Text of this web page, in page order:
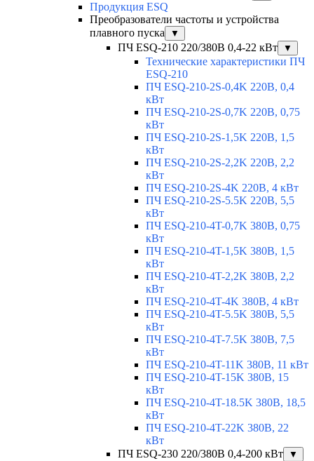
Продукция ESQ
Преобразователи частоты и устройства
плавного пуска
▼
ПЧ ESQ-210 220/380В 0,4-22 кВт ▼
Технические характеристики ПЧ
ESQ-210
ПЧ ESQ-210-2S-0,4K 220В, 0,4
кВт
ПЧ ESQ-210-2S-0,7K 220В, 0,75
кВт
ПЧ ESQ-210-2S-1,5K 220В, 1,5
кВт
ПЧ ESQ-210-2S-2,2K 220В, 2,2
кВт
ПЧ ESQ-210-2S-4K 220В, 4 кВт
ПЧ ESQ-210-2S-5.5K 220В, 5,5
кВт
ПЧ ESQ-210-4T-0,7K 380В, 0,75
кВт
ПЧ ESQ-210-4T-1,5K 380В, 1,5
кВт
ПЧ ESQ-210-4T-2,2K 380В, 2,2
кВт
ПЧ ESQ-210-4T-4K 380В, 4 кВт
ПЧ ESQ-210-4T-5.5K 380В, 5,5
кВт
ПЧ ESQ-210-4T-7.5K 380В, 7,5
кВт
ПЧ ESQ-210-4T-11K 380В, 11 кВт
ПЧ ESQ-210-4T-15K 380В, 15
кВт
ПЧ ESQ-210-4T-18.5K 380В, 18,5
кВт
ПЧ ESQ-210-4T-22K 380В, 22
кВт
ПЧ ESQ-230 220/380В 0,4-200 кВт
▼